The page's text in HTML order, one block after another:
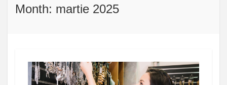
Month: martie 2025